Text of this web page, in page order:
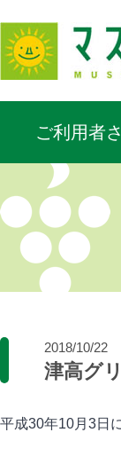
ご利用者
2018/10/22
津高グ
平成30年10月3日